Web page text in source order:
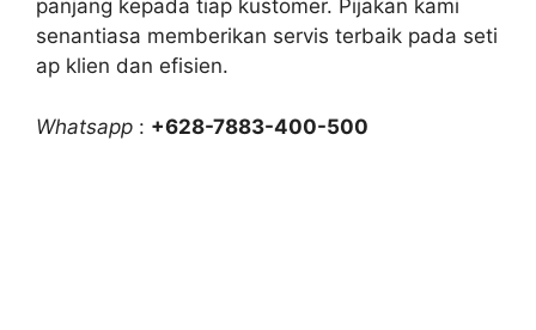
panjang kepada tiap kustomer. Pijakan kami
senantiasa memberikan servis terbaik pada seti
ap klien dan efisien.
Whatsapp : +628-7883-400-500